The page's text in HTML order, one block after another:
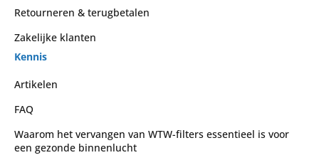
Retourneren & terugbetalen
Zakelijke klanten
Kennis
Artikelen
FAQ
Waarom het vervangen van WTW-filters essentieel is voor
een gezonde binnenlucht